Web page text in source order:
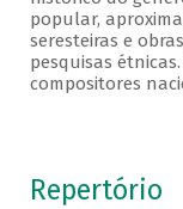
popular,
seresteiras e
pesquisas
compositores
Repertório